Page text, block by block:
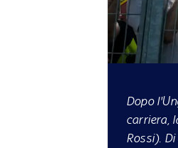
Dopo
carriera,
Rossi).